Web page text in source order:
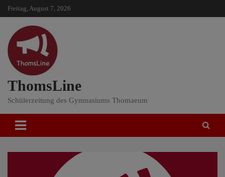
SkipFreitag, August 7, 2026
ThomsLine
Schülerzeitung des Gymnasiums Thomaeum